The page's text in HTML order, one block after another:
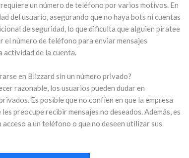
un número de teléfono por varios motivos. En
del usuario, asegurando que no haya bots ni cuentas
de seguridad, lo que dificulta que alguien piratee
el número de teléfono para enviar mensajes
de la cuenta.
en Blizzard sin un número privado?
razonable, los usuarios pueden dudar en
Es posible que no confíen en que la empresa
preocupe recibir mensajes no deseados. Además, es
a un teléfono o que no deseen utilizar sus